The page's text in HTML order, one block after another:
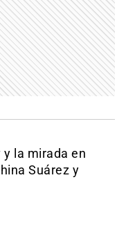
y la mirada en
Suárez y